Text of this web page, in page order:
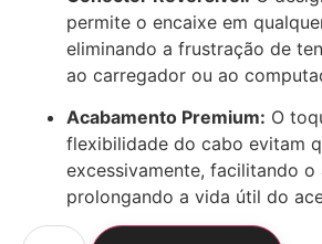
permite o encaixe em
eliminando a frustração de
ao carregador ou ao
Acabamento Premium: O
flexibilidade do cabo evitam
excessivamente, facilitando o
prolongando a vida útil do